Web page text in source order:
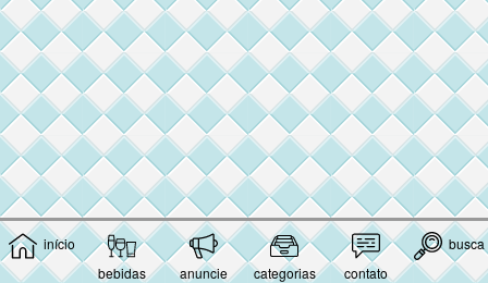
início
bebidas
anuncie categorias contato
busca